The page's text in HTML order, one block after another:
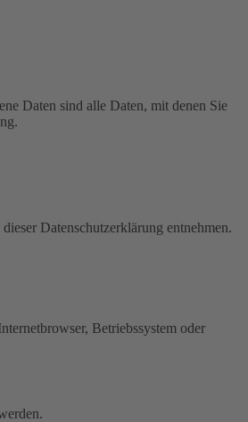
Daten sind alle Daten, mit denen Sie
Datenschutzerklärung entnehmen.
Betriebssystem oder